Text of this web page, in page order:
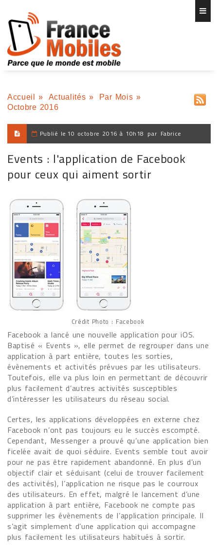
Accueil » Actualités » Par Mois »
Octobre 2016
Publié le 10 octobre 2016 à 10h18 par Fabrice
Events : l'application de Facebook
pour ceux qui aiment sortir
Crédit Photo : Facebook
Facebook a lancé une nouvelle application pour iOS.
Baptisé « Events », elle permet de regrouper dans une
application à part entière, toutes les sorties,
évènements et activités prévues par les utilisateurs.
Toutefois, elle va plus loin en permettant de découvrir
plus facilement d’autres activités susceptibles
d’intéresser les utilisateurs du réseau social.
Certes, les applications développées en externe chez
Facebook n’ont pas toujours eu le succès escompté.
Cependant, Messenger a prouvé qu’une application bien
ficelée avait de quoi séduire. Events semble tout avoir
pour ne pas être rapidement abandonné. En plus d’un
objectif clair et séduisant (celui de trouver facilement
des activités), l’application ne risque pas le courroux
des utilisateurs. En effet, malgré le lancement d’une
application à part entière, Facebook ne compte pas
supprimer les évènements de l’application principale. Il
s’agit simplement d’une application qui accompagne
plus facilement les utilisateurs habitués à sortir.